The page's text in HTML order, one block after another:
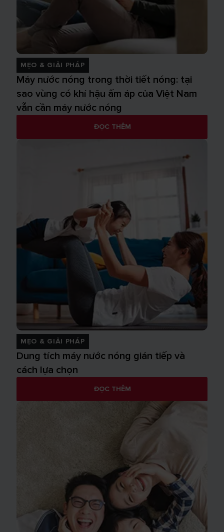
MẸO & GIẢI PHÁP
Máy nước nóng trong thời tiết nóng: tại
sao vùng có khí hậu ấm áp của Việt Nam
vẫn cần máy nước nóng
ĐỌC THÊM
MẸO & GIẢI PHÁP
Dung tích máy nước nóng gián tiếp và
cách lựa chọn
ĐỌC THÊM